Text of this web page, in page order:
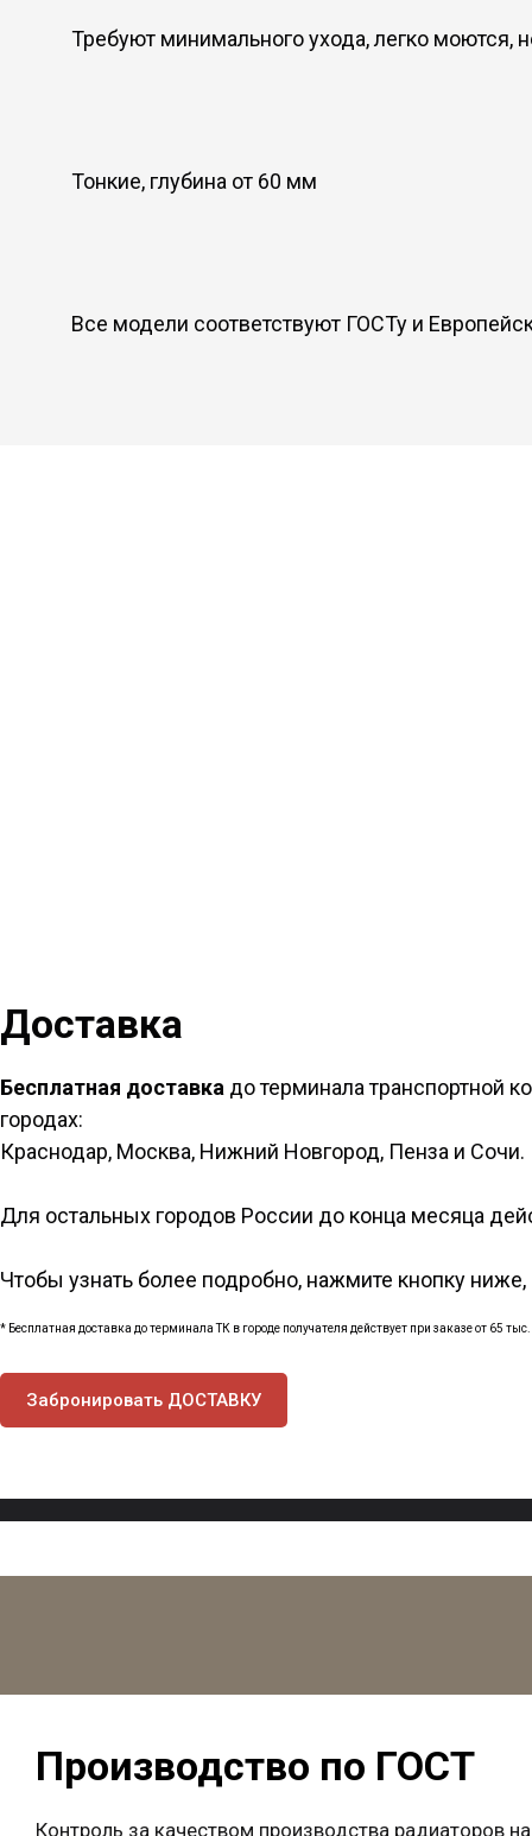
Требуют минимального ухода, легко моются,
Тонкие, глубина от 60 мм
Все модели соответствуют ГОСТу и
Доставка
Бесплатная доставка до терминала транспортной
городах:
Краснодар, Москва, Нижний Новгород, Пенза и Сочи.
Для остальных городов России до конца месяца
Чтобы узнать более подробно, нажмите кнопку
* Бесплатная доставка до терминала ТК в городе получателя действует при заказе от 65 тыс.
Забронировать ДОСТАВКУ
Производство по ГОСТ
Контроль за качеством производства радиаторов